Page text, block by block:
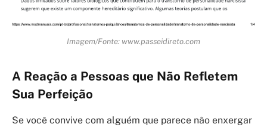
Imagem/Fonte: www.passeidireto.com
A Reação a Pessoas que Não Refletem
Sua Perfeição
Se você convive com alguém que parece não enxergar